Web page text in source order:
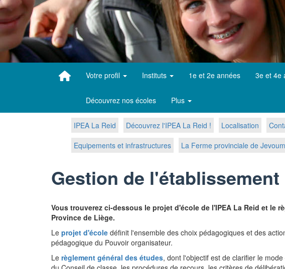
Votre profil Instituts 1e et 2e années 3e et 4e
Découvrez nos écoles Plus
IPEA La Reid Découvrez l'IPEA La Reid ! Localisation
Equipements et infrastructures
La Ferme provinciale de
Gestion de l'établissement
Vous trouverez ci-dessous le projet d'école de l'IPEA La Reid et le
Province de Liège.
Le projet d'école définit l'ensemble des choix pédagogiques et des
pédagogique du Pouvoir organisateur.
Le règlement général des études, dont l'objectif est de clarifier le